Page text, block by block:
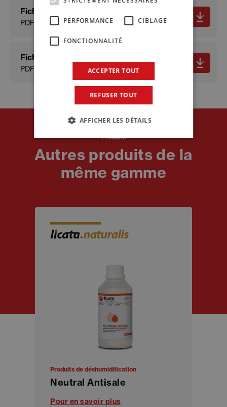
Fiche technique
PDF - 574.07 KB
Fiche de données de sécurité
PDF - 163.44 KB
Produits
Autres produits de la
même gamme
Produits de déshumidification
Neutral Antisale
Pour en savoir plus
PERFORMANCE CIBLAGE
FONCTIONNALITÉ
ACCEPTER TOUT
REFUSER TOUT
AFFICHER LES DÉTAILS